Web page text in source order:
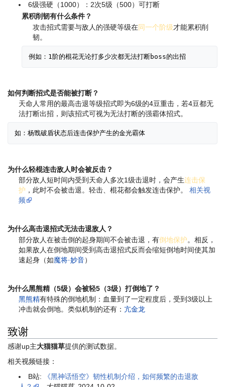
6级强硬（1000）：2次5级（500）可打断
累积削韧有什么条件？
攻击招式需要与敌人的强硬等级在同一个阶级才能累积削
韧。
如何判断招式是否能被打断？
天命人常用的最高击退等级招式即为6级的4豆重击，若4豆都无
法打断出招，则该招式可视为无法打断的强霸体招式。
为什么轻棍连击敌人时会被反击？
部分敌人短时间内受到天命人多次1级击退时，会产生连击保
护 ，此时不会被击退。轻击、棍花都会触发连击保护。相关视
频
为什么高击退招式无法击退敌人？
部分敌人在被击倒的起身期间不会被击退，有倒地保护。相反，
如果敌人在倒地期间受到高击退招式反而会缩短倒地时间使其加
速起身（如魔将·妙音）
为什么黑熊精（5级）会被轻5（3级）打倒地了？
黑熊精有特殊的倒地机制：血量到了一定程度后，受到3级以上
冲击就会倒地。类似机制的还有：亢金龙
致谢
感谢up主大猫猫草提供的测试数据。
相关视频链接：
B站:
《黑神话悟空》韧性机制介绍，如何频繁的击退敌